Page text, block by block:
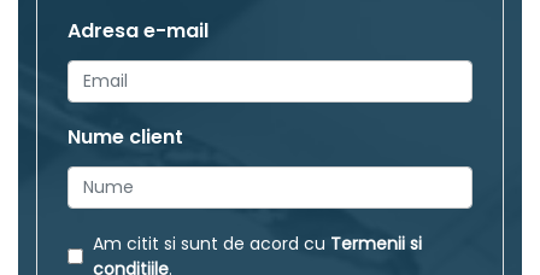
Adresa e-mail
Nume client
Am citit si sunt de acord cu Termenii si
conditiile.